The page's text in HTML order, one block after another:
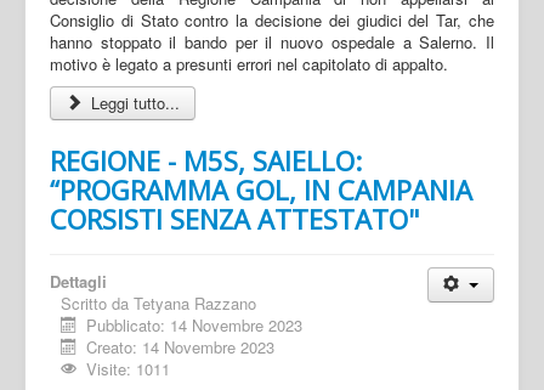
Consiglio di Stato contro la decisione dei giudici del Tar, che
hanno stoppato il bando per il nuovo ospedale a Salerno. Il
motivo è legato a presunti errori nel capitolato di appalto.
Leggi tutto...
REGIONE - M5S, SAIELLO:
“PROGRAMMA GOL, IN CAMPANIA
CORSISTI SENZA ATTESTATO"
Dettagli
Scritto da Tetyana Razzano
Pubblicato: 14 Novembre 2023
Creato: 14 Novembre 2023
Visite: 1011